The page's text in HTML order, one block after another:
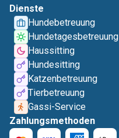
Dienste
Hundebetreuung
Hundetagesbetreuung
Haussitting
Hundesitting
Katzenbetreuung
Tierbetreuung
Gassi-Service
Zahlungsmethoden